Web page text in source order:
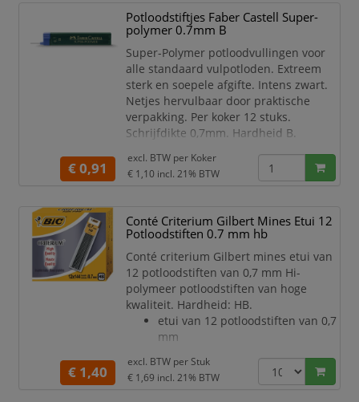
Potloodstiftjes Faber Castell Super-
polymer 0.7mm B
Super-Polymer potloodvullingen voor
alle standaard vulpotloden. Extreem
sterk en soepele afgifte. Intens zwart.
Netjes hervulbaar door praktische
verpakking. Per koker 12 stuks.
Schrijfdikte 0,7mm. Hardheid B.
€ 0,91
excl. BTW per Koker
€ 1,10 incl. 21% BTW
Conté Criterium Gilbert Mines Etui 12
Potloodstiften 0.7 mm hb
Conté criterium Gilbert mines etui van
12 potloodstiften van 0,7 mm Hi-
polymeer potloodstiften van hoge
kwaliteit. Hardheid: HB.
etui van 12 potloodstiften van 0,7
mm
€ 1,40
excl. BTW per Stuk
€ 1,69 incl. 21% BTW